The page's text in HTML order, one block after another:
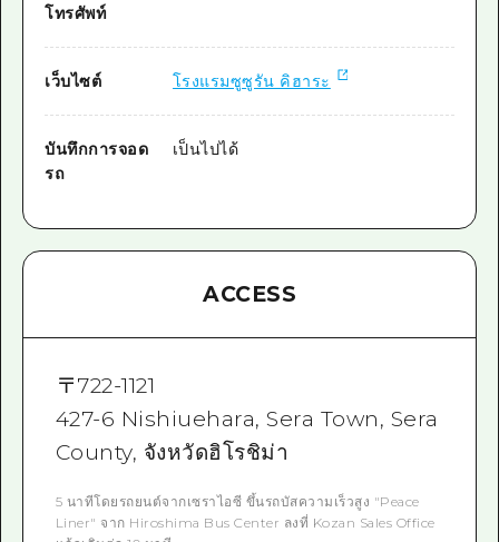
โทรศัพท์
เว็บไซต์ โรงแรมซูซูรัน คิฮาระ
บันทึกการจอด
รถ
เป็นไปได้
ACCESS
〒722-1121
427-6 Nishiuehara, Sera Town, Sera
County, จังหวัดฮิโรชิม่า
5 นาทีโดยรถยนต์จากเซราไอซี ขึ้นรถบัสความเร็วสูง "Peace
Liner" จาก Hiroshima Bus Center ลงที่ Kozan Sales Office